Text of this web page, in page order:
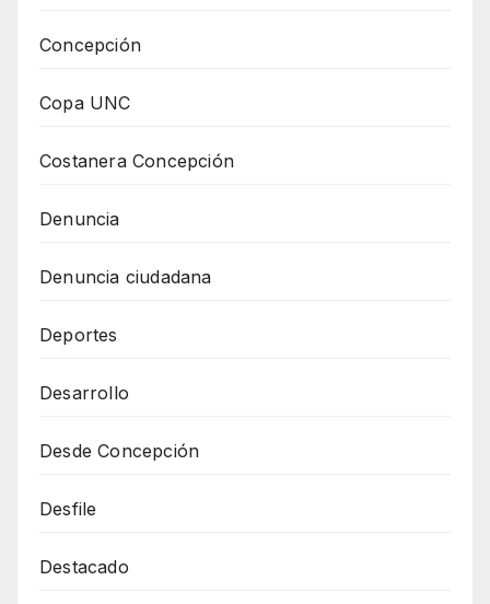
Concepción
Copa UNC
Costanera Concepción
Denuncia
Denuncia ciudadana
Deportes
Desarrollo
Desde Concepción
Desfile
Destacado